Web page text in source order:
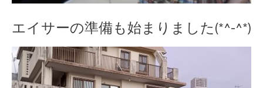
エイサーの準備も始まりました(*^-^*)